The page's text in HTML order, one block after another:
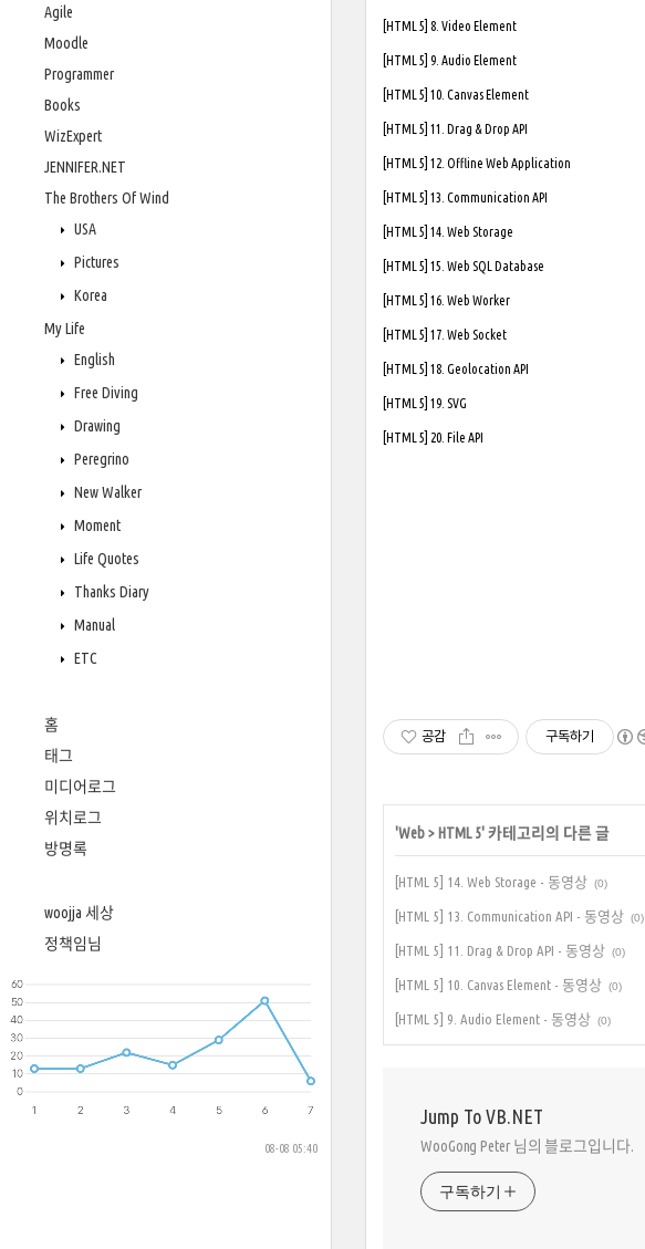
Agile
Moodle
Programmer
Books
WizExpert
JENNIFER.NET
The Brothers Of Wind
USA
Pictures
Korea
My Life
English
Free Diving
Drawing
Peregrino
New Walker
Moment
Life Quotes
Thanks Diary
Manual
ETC
홈
태그
미디어로그
위치로그
방명록
woojja 세상
정책임님
08-08 05:40
[HTML 5] 8. Video Element
[HTML 5] 9. Audio Element
[HTML 5] 10. Canvas Element
[HTML 5] 11. Drag & Drop API
[HTML 5] 12. Offline Web Application
[HTML 5] 13. Communication API
[HTML 5] 14. Web Storage
[HTML 5] 15. Web SQL Database
[HTML 5] 16. Web Worker
[HTML 5] 17. Web Socket
[HTML 5] 18. Geolocation API
[HTML 5] 19. SVG
[HTML 5] 20. File API
공감 구독하기
'Web> HTML 5' 카테고리의 다른 글
[HTML 5] 14. Web Storage - 동영상 (0)
[HTML 5] 13. Communication API - 동영상 (0)
[HTML 5] 11. Drag & Drop API - 동영상 (0)
[HTML 5] 10. Canvas Element - 동영상 (0)
[HTML 5] 9. Audio Element - 동영상 (0)
Jump To VB.NET
WooGong Peter 님의 블로그입니다.
구독하기